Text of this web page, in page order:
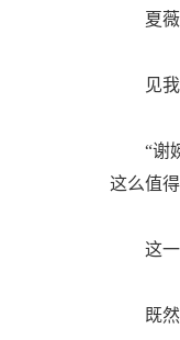
夏薇
见我愣
“谢婉
这么值
这一刻
既然这